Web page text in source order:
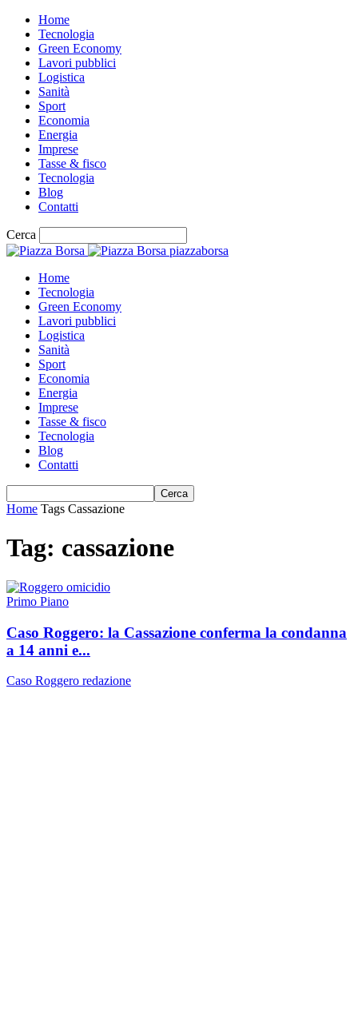
Home
Tecnologia
Green Economy
Lavori pubblici
Logistica
Sanità
Sport
Economia
Energia
Imprese
Tasse & fisco
Tecnologia
Blog
Contatti
Cerca
piazzaborsa
Home
Tecnologia
Green Economy
Lavori pubblici
Logistica
Sanità
Sport
Economia
Energia
Imprese
Tasse & fisco
Tecnologia
Blog
Contatti
Home Tags Cassazione
Tag: cassazione
Primo Piano
Caso Roggero: la Cassazione conferma la condanna
a 14 anni e...
Caso Roggero redazione